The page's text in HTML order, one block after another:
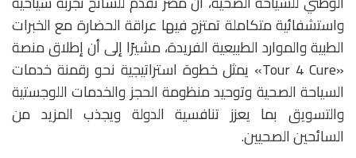
واستشفائية متكاملة تمتزج فيها عراقة الحضارة مع الخبرات
الطبية والموارد الطبيعية الفريدة، مشيرًا إلى أن إطلاق منصة
«Tour 4 Cure» يمثل خطوة استراتيجية نحو رقمنة خدمات
السياحة الصحية وتوحيد منظومة الحجز والخدمات اللوجستية
والتسويق بما يعزز تنافسية الدولة ويجذب المزيد من
السائحين الصحيين.